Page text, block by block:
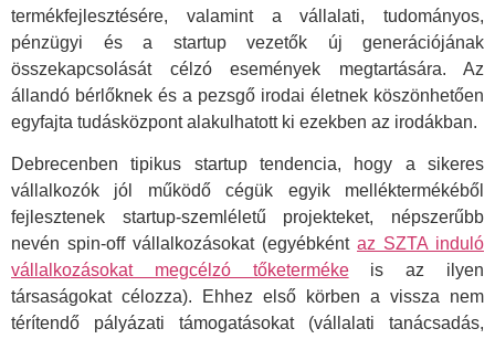
termékfejlesztésére, valamint a vállalati, tudományos,
pénzügyi és a startup vezetők új generációjának
összekapcsolását célzó események megtartására. Az
állandó bérlőknek és a pezsgő irodai életnek köszönhetően
egyfajta tudásközpont alakulhatott ki ezekben az irodákban.
Debrecenben tipikus startup tendencia, hogy a sikeres
vállalkozók jól működő cégük egyik melléktermékéből
fejlesztenek startup-szemléletű projekteket, népszerűbb
nevén spin-off vállalkozásokat (egyébként az SZTA induló
vállalkozásokat megcélzó tőketermékeis az ilyen
társaságokat célozza). Ehhez első körben a vissza nem
térítendő pályázati támogatásokat (vállalati tanácsadás,